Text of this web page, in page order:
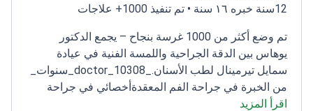
12سنة خبره ١٦ سنة • تم تنفيذ 1000+ علاجات
تم وضع أكثر من 1000 غرسة بنجاح – يجمع الدكتور
يوهاس بين الدقة الجراحية واللمسة الفنية في عيادة
سمايل تيرمينال لطب الأسنان.
_doctor_10308_سنوات_
من الخبرة في جراحة الفم المعقدةأخصائي في جراحة
الفم والأسنان
اقرأ المزيد